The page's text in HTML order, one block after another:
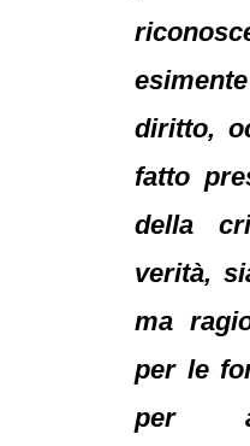
diritto,
fatto
della
verità,
ma
per le
per